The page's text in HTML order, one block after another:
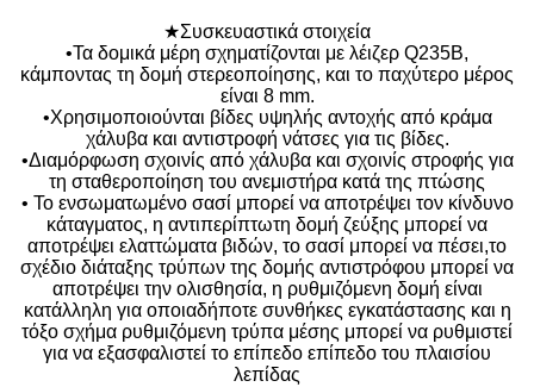
★Συσκευαστικά στοιχεία
•Τα δομικά μέρη σχηματίζονται με λέιζερ Q235B,
κάμποντας τη δομή στερεοποίησης, και το παχύτερο μέρος
είναι 8 mm.
•Χρησιμοποιούνται βίδες υψηλής αντοχής από κράμα
χάλυβα και αντιστροφή νάτσες για τις βίδες.
•Διαμόρφωση σχοινίς από χάλυβα και σχοινίς στροφής για
τη σταθεροποίηση του ανεμιστήρα κατά της πτώσης
• Το ενσωματωμένο σασί μπορεί να αποτρέψει τον κίνδυνο
κάταγματος, η αντιπερίπτωτη δομή ζεύξης μπορεί να
αποτρέψει ελαττώματα βιδών, το σασί μπορεί να πέσει,το
σχέδιο διάταξης τρύπων της δομής αντιστρόφου μπορεί να
αποτρέψει την ολισθησία, η ρυθμιζόμενη δομή είναι
κατάλληλη για οποιαδήποτε συνθήκες εγκατάστασης και η
τόξο σχήμα ρυθμιζόμενη τρύπα μέσης μπορεί να ρυθμιστεί
για να εξασφαλιστεί το επίπεδο επίπεδο του πλαισίου
λεπίδας